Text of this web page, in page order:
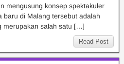
mengusung konsep spektakuler
baru di Malang tersebut adalah
merupakan salah satu […]
Read Post